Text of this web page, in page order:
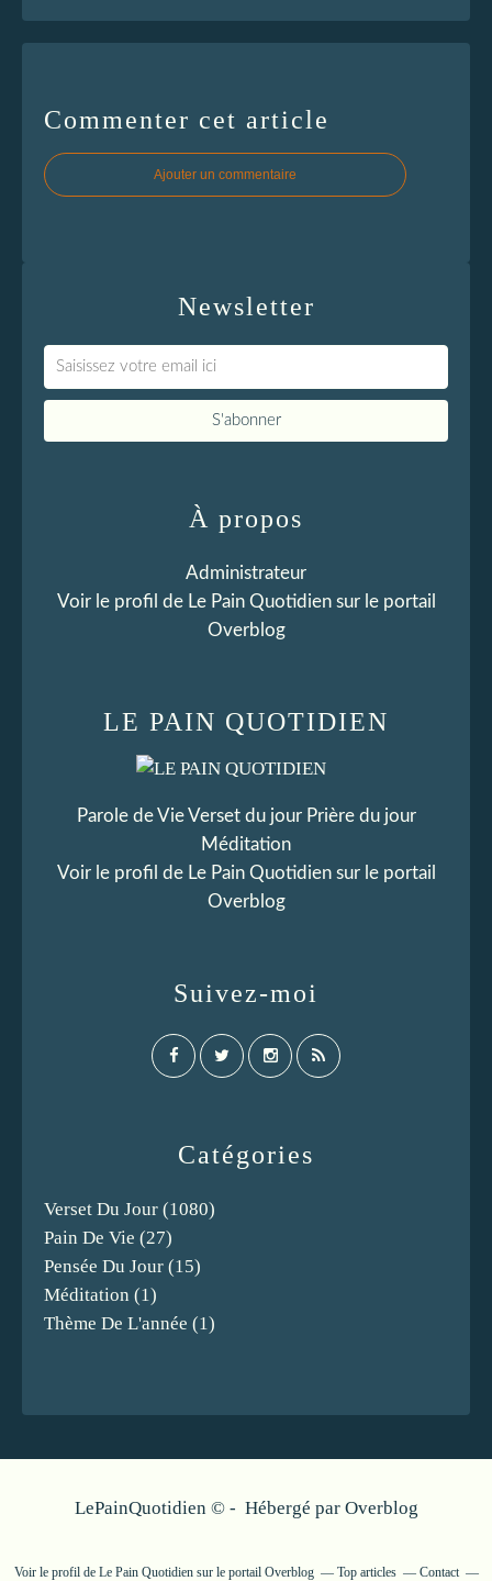
Commenter cet article
Ajouter un commentaire
Newsletter
Catégories
Verset Du Jour (1080)
Pain De Vie (27)
Pensée Du Jour (15)
Méditation (1)
Thème De L'année (1)
LE PAIN QUOTIDIEN
Parole de Vie Verset du jour Prière du jour
Méditation
Voir le profil de Le Pain Quotidiensur le portail
Overblog
Suivez-moi
À propos
Administrateur
Voir le profil de Le Pain Quotidiensur le portail
Overblog
LePainQuotidien © - Hébergé par Overblog
Voir le profil de Le Pain Quotidiensur le portail Overblog Top articles Contact